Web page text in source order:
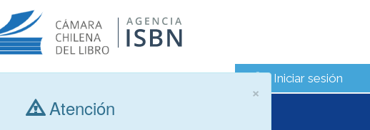
Iniciar sesión
Consultar libros
×
Atención